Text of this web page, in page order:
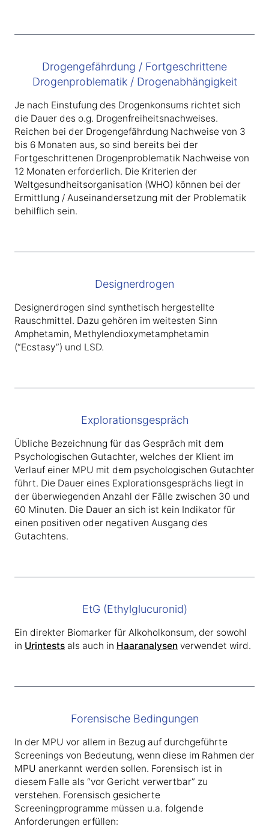
Drogengefährdung / Fortgeschrittene
Drogenproblematik / Drogenabhängigkeit
Je nach Einstufung des Drogenkonsums richtet sich
die Dauer des o.g. Drogenfreiheitsnachweises.
Reichen bei der Drogengefährdung Nachweise von 3
bis 6 Monaten aus, so sind bereits bei der
Fortgeschrittenen Drogenproblematik Nachweise von
12 Monaten erforderlich. Die Kriterien der
Weltgesundheitsorganisation (WHO) können bei der
Ermittlung / Auseinandersetzung mit der Problematik
behilflich sein.
Designerdrogen
Designerdrogen sind synthetisch hergestellte
Rauschmittel. Dazu gehören im weitesten Sinn
Amphetamin, Methylendioxymetamphetamin
(“Ecstasy”) und LSD.
Explorationsgespräch
Übliche Bezeichnung für das Gespräch mit dem
Psychologischen Gutachter, welches der Klient im
Verlauf einer MPU mit dem psychologischen Gutachter
führt. Die Dauer eines Explorationsgesprächs liegt in
der überwiegenden Anzahl der Fälle zwischen 30 und
60 Minuten. Die Dauer an sich ist kein Indikator für
einen positiven oder negativen Ausgang des
Gutachtens.
EtG (Ethylglucuronid)
Ein direkter Biomarker für Alkoholkonsum, der sowohl
in Urintests als auch in Haaranalysen verwendet wird.
Forensische Bedingungen
In der MPU vor allem in Bezug auf durchgeführte
Screenings von Bedeutung, wenn diese im Rahmen der
MPU anerkannt werden sollen. Forensisch ist in
diesem Falle als “vor Gericht verwertbar” zu
verstehen. Forensisch gesicherte
Screeningprogramme müssen u.a. folgende
Anforderungen erfüllen: